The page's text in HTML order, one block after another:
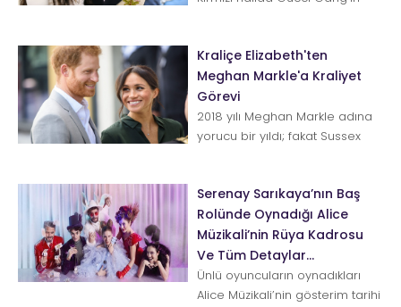
Kraliçe Elizabeth'ten
Meghan Markle'a Kraliyet
Görevi
2018 yılı Meghan Markle adına
yorucu bir yıldı; fakat Sussex
Serenay Sarıkaya’nın Baş
Rolünde Oynadığı Alice
Müzikali’nin Rüya Kadrosu
Ve Tüm Detaylar…
Ünlü oyuncuların oynadıkları
Alice Müzikali’nin gösterim tarihi